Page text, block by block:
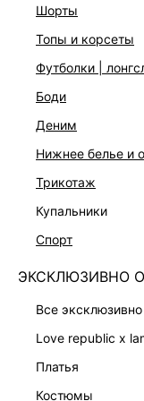
шорты
топы и корсеты
футболки |
боди
деним
нижнее белье
трикотаж
купальники
спорт
ЭКСКЛЮЗИВНО
все
love republic x
платья
костюмы
На модели
стандартному
Подробные
КАТАЛОГ
КОМПАНИЯ